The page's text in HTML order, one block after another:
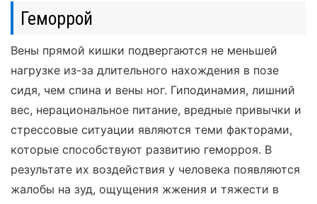
Геморрой
Вены прямой кишки подвергаются не меньшей
нагрузке из-за длительного нахождения в позе
сидя, чем спина и вены ног. Гиподинамия, лишний
вес, нерациональное питание, вредные привычки и
стрессовые ситуации являются теми факторами,
которые способствуют развитию геморроя. В
результате их воздействия у человека появляются
жалобы на зуд, ощущения жжения и тяжести в